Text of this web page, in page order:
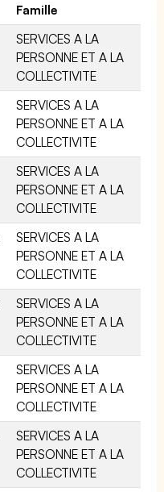
Famille
SERVICES A LA
PERSONNE ET A LA
COLLECTIVITE
SERVICES A LA
PERSONNE ET A LA
COLLECTIVITE
SERVICES A LA
PERSONNE ET A LA
COLLECTIVITE
SERVICES A LA
PERSONNE ET A LA
COLLECTIVITE
SERVICES A LA
PERSONNE ET A LA
COLLECTIVITE
SERVICES A LA
PERSONNE ET A LA
COLLECTIVITE
SERVICES A LA
PERSONNE ET A LA
COLLECTIVITE